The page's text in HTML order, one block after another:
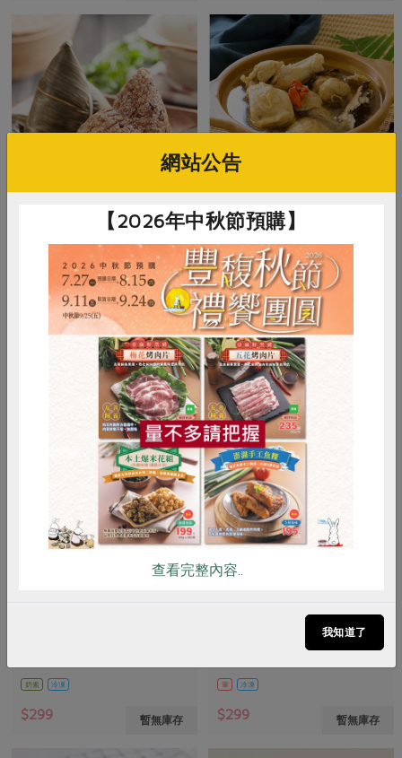
五穀素粽(阿南達)-170g*4入
680公克(170公克×4入)
冷凍
暫無庫存
鴨迷食品股份有限公司
燒酒雞
1000公克(含固形量250公克)
葷 冷凍
$300
奶素 冷凍
$299 暫無庫存
葷 冷凍
$299 暫無庫存
RPET 食譜 減硝酸鹽
雞蛋 食安 共同購買
網站公告
【2026年中秋節預購】
查看完整內容..
我知道了